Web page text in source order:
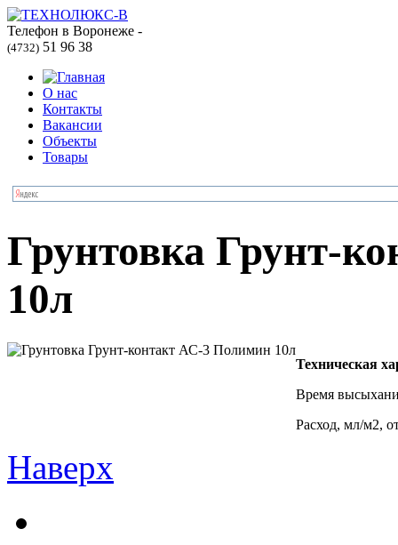
Телефон в Воронеже -
(4732) 51 96 38
О нас
Контакты
Вакансии
Объекты
Товары
Грунтовка Грунт-
10л
Техническая
Время
Расход, мл/м2,
Наверх